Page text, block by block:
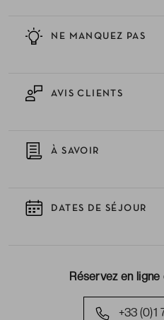
NE MANQUEZ PAS
AVIS CLIENTS
À SAVOIR
DATES DE SÉJOUR
Réservez en
+33 (0)1